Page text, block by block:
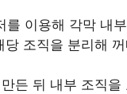
를 이용해 각막 내
조직을 분리해
든 뒤 내부 조직